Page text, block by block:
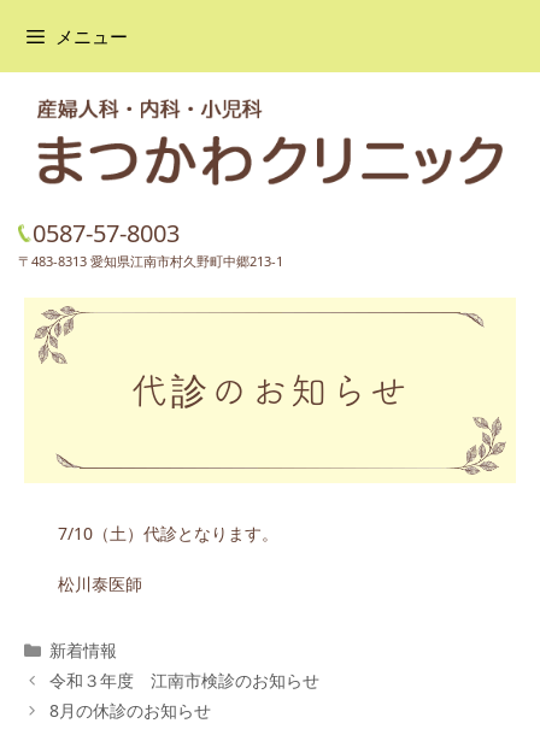
0587-57-8003
〒483-8313 愛知県江南市村久野町中郷213-1
メニュー
代診のお知らせ
7/10（土）代診となります。
松川泰医師
カ
テ
ゴ
リ
新着情報
令和３年度 江南市検診のお知らせ
8月の休診のお知らせ